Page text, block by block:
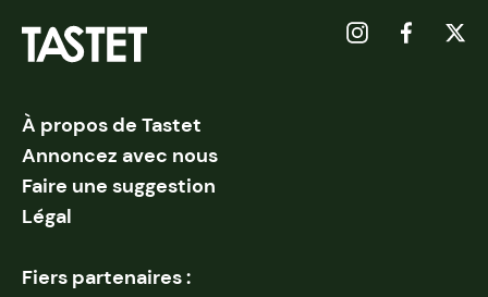
À propos de Tastet
Annoncez avec nous
Faire une suggestion
Légal
Fiers partenaires :